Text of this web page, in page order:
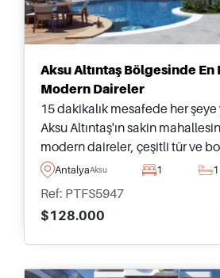
Aksu Altıntaş Bölgesinde En
Modern Daireler
15 dakikalık mesafede her şeye
Aksu Altıntaş'ın sakin
modern daireler, çeşitli tür ve
alınabilir.
AntalyaAksu 1 1
Ref: PTFS5947
$128.000